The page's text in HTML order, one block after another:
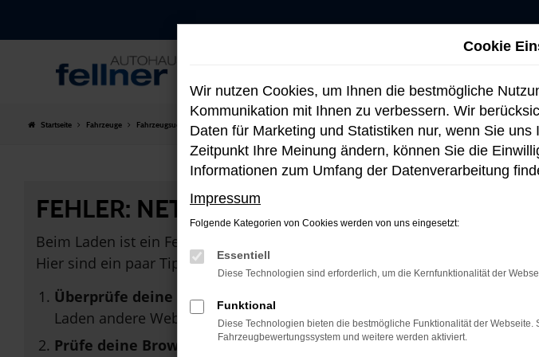
Hauptinhalt
Startseite Fahrzeuge Fahrzeugsuche
FEHLER: NETWORK ERROR
Beim Laden ist ein Fehler aufgetreten.
Hier sind ein paar Tipps, die dir helfen können:
Überprüfe deine Firewall und deine Internetverbindung.
Laden andere Webseiten, zum Beispiel deine Suchmaschine?
Prüfe deine Browsererweiterungen.
Cookie
Wir nutzen Cookies, um Ihnen die bestmögliche
Kommunikation mit Ihnen zu verbessern. Wir
Daten für Marketing und Statistiken nur, wenn Sie
Zeitpunkt Ihre Meinung ändern, können Sie die
Informationen zum Umfang der Datenverarbeitung
Impressum
Folgende Kategorien von Cookies werden von uns eingesetzt:
Essentiell
Diese Technologien sind erforderlich, um die Kernfunktionalität der
Funktional
Diese Technologien bieten die bestmögliche Funktionalität der
Fahrzeugbewertungssystem und weitere werden aktiviert.